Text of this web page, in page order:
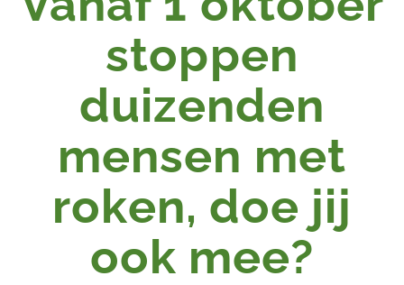
stoppen
duizenden
mensen met
roken, doe jij
ook mee?